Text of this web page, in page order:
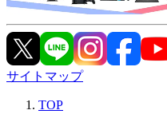
サイトマップ
TOP